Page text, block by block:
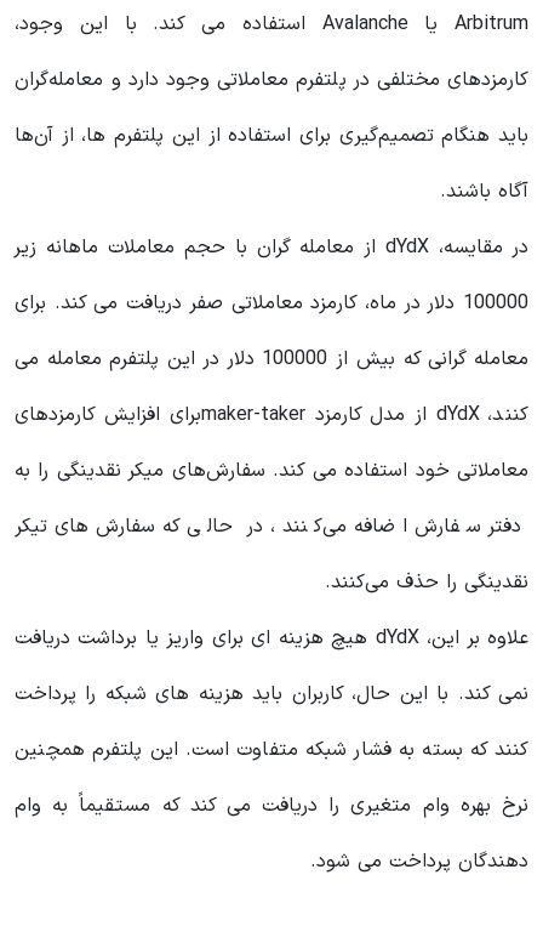
Arbitrum یا Avalanche استفاده می کند. با این وجود،
کارمزدهای مختلفی در پلتفرم معاملاتی وجود دارد و معامله‌گران
باید هنگام تصمیم‌گیری برای استفاده از این پلتفرم ها، از آن‌ها
آگاه باشند.
در مقایسه، dYdX از معامله گران با حجم معاملات ماهانه زیر
100000 دلار در ماه، کارمزد معاملاتی صفر دریافت می کند. برای
معامله گرانی که بیش از 100000 دلار در این پلتفرم معامله می
کنند، dYdX از مدل کارمزد maker-takerبرای افزایش کارمزدهای
معاملاتی خود استفاده می کند. سفارش‌های میکر نقدینگی را به
دفتر سفارش اضافه می‌کنند، در حالی که سفارش‌های تیکر
نقدینگی را حذف می‌کنند.
علاوه بر این، dYdX هیچ هزینه ای برای واریز یا برداشت دریافت
نمی کند. با این حال، کاربران باید هزینه های شبکه را پرداخت
کنند که بسته به فشار شبکه متفاوت است. این پلتفرم همچنین
نرخ بهره وام متغیری را دریافت می کند که مستقیماً به وام
دهندگان پرداخت می شود.